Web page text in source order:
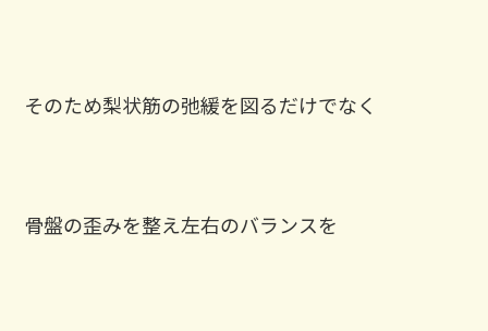
そのため梨状筋の弛緩を図るだけでなく
骨盤の歪みを整え左右のバランスを